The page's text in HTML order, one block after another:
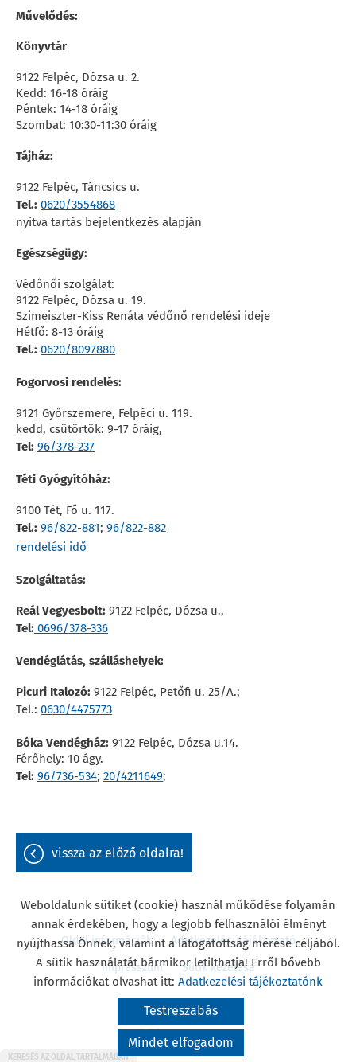
Művelődés:
Könyvtár
9122 Felpéc, Dózsa u. 2.
Kedd: 16-18 óráig
Péntek: 14-18 óráig
Szombat: 10:30-11:30 óráig
Tájház:
9122 Felpéc, Táncsics u.
Tel.: 0620/3554868
nyitva tartás bejelentkezés alapján
Egészségügy:
Védőnői szolgálat:
9122 Felpéc, Dózsa u. 19.
Szimeiszter-Kiss Renáta védőnő rendelési ideje
Hétfő: 8-13 óráig
Tel.: 0620/8097880
Fogorvosi rendelés:
9121 Győrszemere, Felpéci u. 119.
kedd, csütörtök: 9-17 óráig,
Tel: 96/378-237
Téti Gyógyítóház:
9100 Tét, Fő u. 117.
Tel.: 96/822-881; 96/822-882
rendelési idő
Szolgáltatás:
Reál Vegyesbolt: 9122 Felpéc, Dózsa u.,
Tel: 0696/378-336
Vendéglátás, szálláshelyek:
Picuri Italozó: 9122 Felpéc, Petőfi u. 25/A.;
Tel.: 0630/4475773
Bóka Vendégház: 9122 Felpéc, Dózsa u.14.
Férőhely: 10 ágy.
Tel: 96/736-534; 20/4211649;
vissza az előző oldalra!
© 2026 - Minden jog fenntartva
Oldal információk
Adatkezelési tájékoztató
Impresszum
Sütik kezelése
Mindet elfogadom
Testreszabás
Weboldalunk sütiket (cookie) használ működése folyamán
annak érdekében, hogy a legjobb felhasználói élményt
nyújthassa Önnek, valamint a látogatottság mérése céljából.
A sütik használatát bármikor letilthatja! Erről bővebb
információkat olvashat itt: Adatkezelési tájékoztatónk
KERESÉS AZ OLDAL TARTALMÁBAN